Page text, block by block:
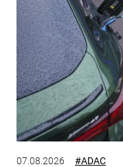
07.08.2026 #ADAC